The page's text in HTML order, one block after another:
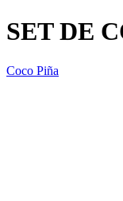
SET DE
Coco Piña